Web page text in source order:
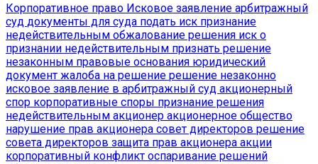
Корпоративное право Исковое заявление арбитражный
суд документы для суда подать иск признание
недействительным обжалование решения иск о
признании недействительным признать решение
незаконным правовые основания юридический
документ жалоба на решение решение незаконно
исковое заявление в арбитражный суд акционерный
спор корпоративные споры признание решения
недействительным акционер акционерное общество
нарушение прав акционера совет директоров решение
совета директоров защита прав акционера акции
корпоративный конфликт оспаривание решений